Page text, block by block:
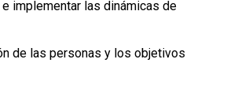
implementar las dinámicas de
de las personas y los objetivos